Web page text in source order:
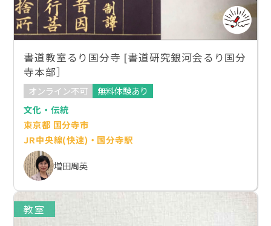
書道教室るり国分寺 [書道研究銀河会るり国分
寺本部］
オンライン不可
無料体験あり
文化・伝統
東京都 国分寺市
JR中央線(快速)・国分寺駅
増田周英
教室